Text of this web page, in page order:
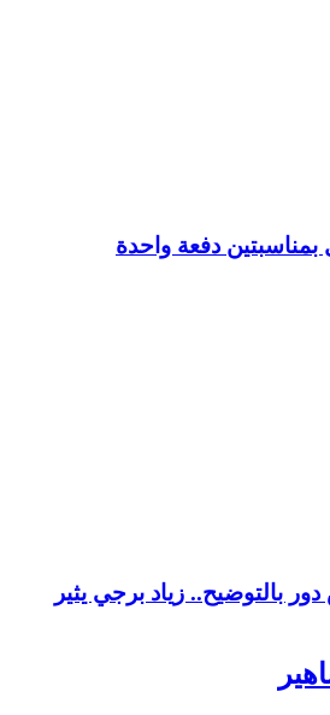
بمناسبتين دفعة واحدة
بالتوضيح.. زياد برجي يثير